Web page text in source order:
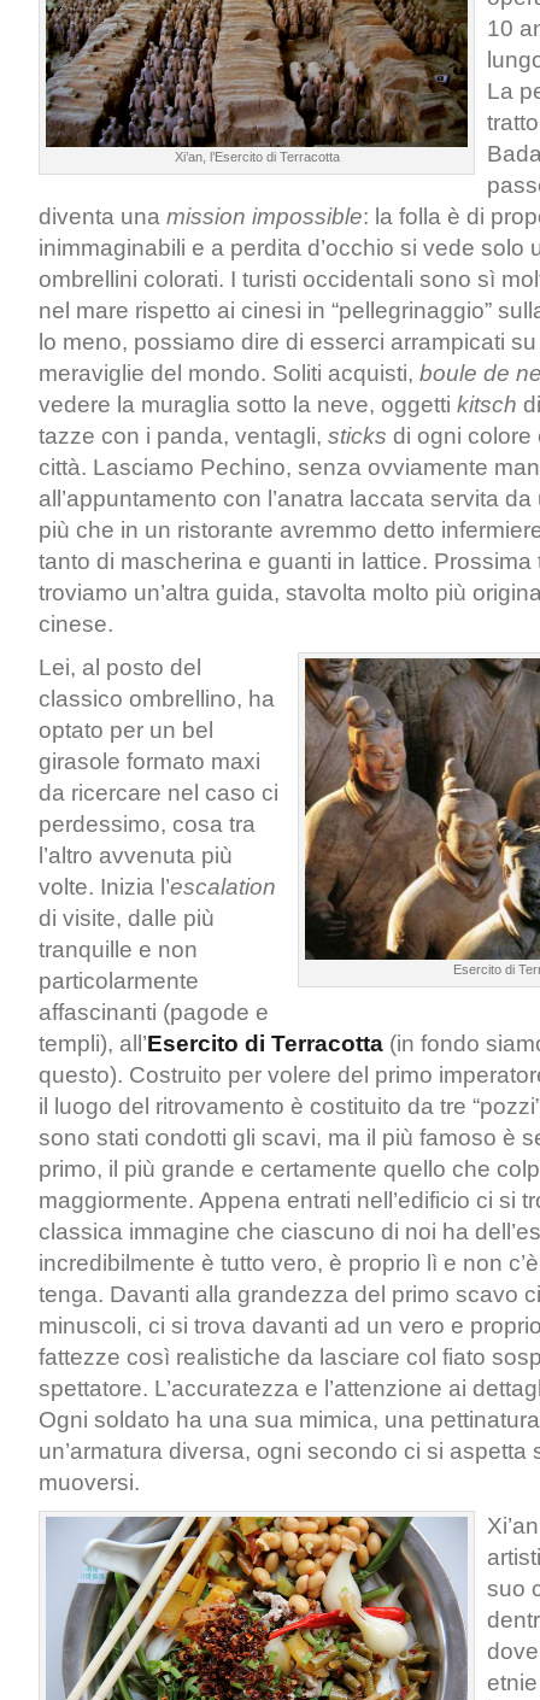
Xi’an, l’Esercito di Terracotta
10
La
diventa una mission impossible: la folla è di
inimmaginabili e a perdita d’occhio si vede solo
ombrellini colorati. I turisti occidentali sono sì
nel mare rispetto ai cinesi in “pellegrinaggio”
lo meno, possiamo dire di esserci arrampicati
meraviglie del mondo. Soliti acquisti, boule de
vedere la muraglia sotto la neve, oggetti kitsch
tazze con i panda, ventagli, sticks di ogni colore
città. Lasciamo Pechino, senza ovviamente
all’appuntamento con l’anatra laccata servita
più che in un ristorante avremmo detto
tanto di mascherina e guanti in lattice. Prossima
troviamo un’altra guida, stavolta molto più
cinese.
Esercito di
Lei, al posto del
classico ombrellino, ha
optato per un bel
girasole formato maxi
da ricercare nel caso ci
perdessimo, cosa tra
l’altro avvenuta più
volte. Inizia l’escalation
di visite, dalle più
tranquille e non
particolarmente
affascinanti (pagode e
templi), all’Esercito di Terracotta (in fondo
questo). Costruito per volere del primo
il luogo del ritrovamento è costituito da tre
sono stati condotti gli scavi, ma il più famoso è
primo, il più grande e certamente quello che
maggiormente. Appena entrati nell’edificio ci si
classica immagine che ciascuno di noi ha
incredibilmente è tutto vero, è proprio lì e non
tenga. Davanti alla grandezza del primo scavo
minuscoli, ci si trova davanti ad un vero e
fattezze così realistiche da lasciare col fiato
spettatore. L’accuratezza e l’attenzione ai
Ogni soldato ha una sua mimica, una
un’armatura diversa, ogni secondo ci si aspetta
muoversi.
suo